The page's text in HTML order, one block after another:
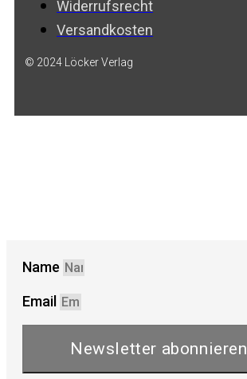
Widerrufsrecht
Versandkosten
© 2024 Löcker Verlag
Name
Email
Newsletter abonnieren